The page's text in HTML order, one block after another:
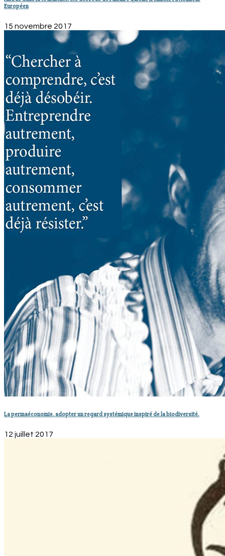
Européen
15 novembre 2017
La permaéconomie, adopter un regard systémique inspiré de la biodiversité.
12 juillet 2017